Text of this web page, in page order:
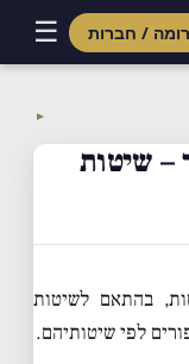
/ חברות ☰
content
▼
– שיטות
בהתאם לשיטות
לפי שיטותיהם.